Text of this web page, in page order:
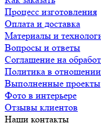
Процесс изготовления
Оплата и доставка
Материалы и
Вопросы и ответы
Соглашение на
Политика в
Выполненные проекты
Фото в интерьере
Отзывы клиентов
Наши контакты